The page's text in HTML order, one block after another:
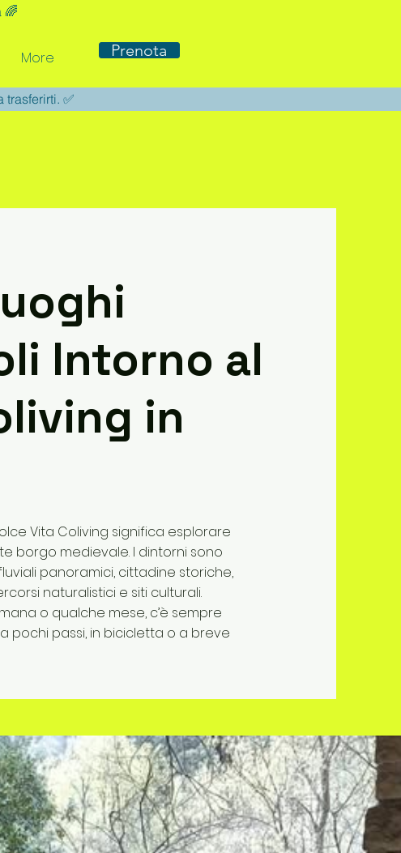
🌈
More Prenota
✅
Intorno al
in
Vita Coliving significa esplorare
borgo medievale. I dintorni sono
panoramici, cittadine storiche,
naturalistici e siti culturali.
o qualche mese, c’è sempre
pochi passi, in bicicletta o a breve